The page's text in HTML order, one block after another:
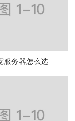
服务器怎么选